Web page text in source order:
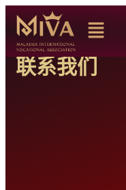
联系我们